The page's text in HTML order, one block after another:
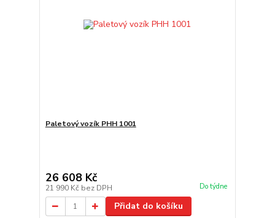
Paletový vozík PHH 1001
26 608 Kč
21 990 Kč bez DPH Do týdne
Přidat do košíku